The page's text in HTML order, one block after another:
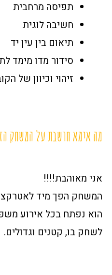
תפיסה מרחבית
חשיבה לוגית
תיאום בין עין יד
סידור מדו מימד
זיהוי וכיוון של
מה אימא חושבת על המשחק
אני מאוהבת!!!!
המשחק הפך מיד
הוא נפתח בכל אירוע
לשחק בו, קטנים וגדולים.